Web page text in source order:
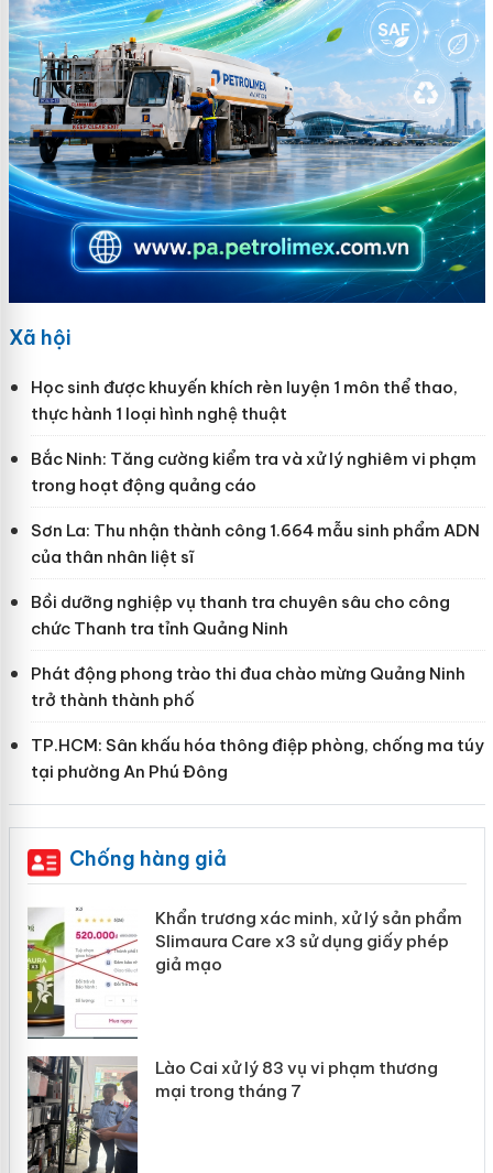
Xã hội
Học sinh được khuyến khích rèn luyện 1 môn thể thao,
thực hành 1 loại hình nghệ thuật
Bắc Ninh: Tăng cường kiểm tra và xử lý nghiêm vi phạm
trong hoạt động quảng cáo
Sơn La: Thu nhận thành công 1.664 mẫu sinh phẩm ADN
của thân nhân liệt sĩ
Bồi dưỡng nghiệp vụ thanh tra chuyên sâu cho công
chức Thanh tra tỉnh Quảng Ninh
Phát động phong trào thi đua chào mừng Quảng Ninh
trở thành thành phố
TP.HCM: Sân khấu hóa thông điệp phòng, chống ma túy
tại phường An Phú Đông
Chống hàng giả
Khẩn trương xác minh, xử lý sản phẩm
Slimaura Care x3 sử dụng giấy phép
giả mạo
Lào Cai xử lý 83 vụ vi phạm thương
mại trong tháng 7